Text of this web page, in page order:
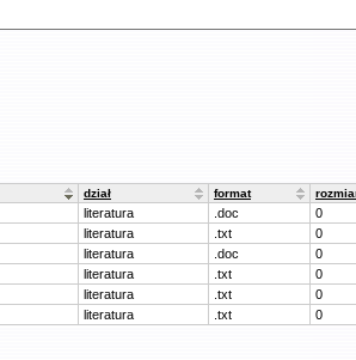
dział format
literatura .doc
0
literatura .txt
0
literatura .doc
0
literatura .txt
0
literatura .txt
0
literatura .txt 0